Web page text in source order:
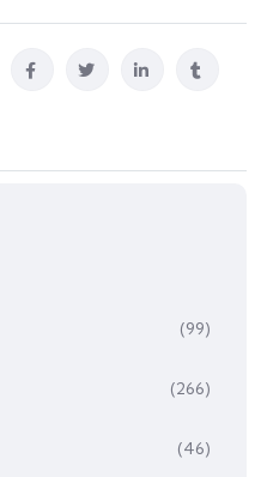
(99)
(266)
(46)